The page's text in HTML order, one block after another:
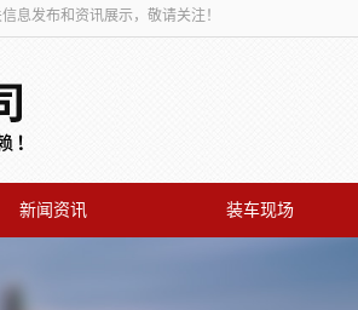
息发布和资讯展示，敬请关注！
新闻资讯 装车现场